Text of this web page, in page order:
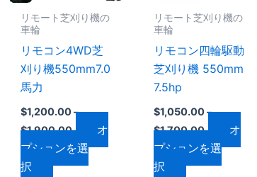
商
ペ
ー
か
ら
選
択
商
ペ
ー
か
ら
選
択
リモート芝刈り機の
車輪
リモコン4WD芝
刈り機550mm7.0
馬力
$1,200.00–
$1,900.00
オ
プションを選
択
数
バ
リ
ー
シ
ョ
ン
リモート芝刈り機の
車輪
リモコン四輪駆動
芝刈り機 550mm
7.5hp
$1,050.00–
$1,700.00
オ
プションを選
択
数
バ
リ
ー
シ
ョ
ン